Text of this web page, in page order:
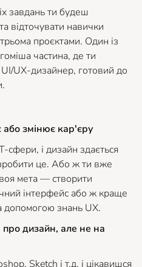
завдань ти будеш
відточувати навички
проєктами. Один із
частина, де ти
UX-дизайнер, готовий до
або змінює кар'єру
сфери, і дизайн здається
це. Або ж ти вже
мета — створити
інтерфейс або ж краще
допомогою знань UX.
дизайн, але не на
Sketch і т.д. і цікавишся